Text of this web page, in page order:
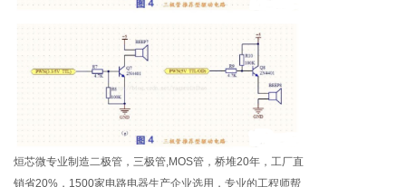
烜芯微专业制造二极管，三极管,MOS管，桥堆20年，工厂直
销省20%，1500家电路电器生产企业选用，专业的工程师帮